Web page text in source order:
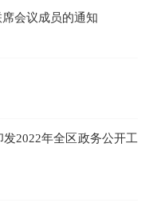
会议成员的通知
2022年全区政务公开工